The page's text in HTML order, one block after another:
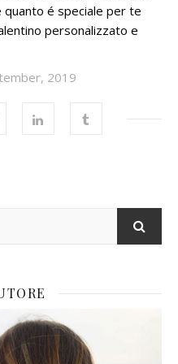
é speciale per te
personalizzato e
2019